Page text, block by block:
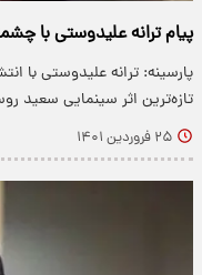
پیام ترانه علیدوستی با
پارسینه: ترانه علیدوستی با
تازه‌ترین اثر سینمایی سعید
۲۵ فروردین ۱۴۰۱